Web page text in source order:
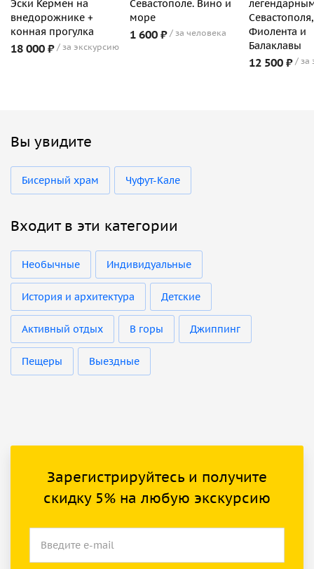
Эски Кермен на
внедорожнике +
конная прогулка
18 000 ₽ за экскурсию
Севастополе. Вино и
море
1 600 ₽ за человека
Севастополя,
Фиолента и
Балаклавы
12 500 ₽ за
Вы увидите
Бисерный храм Чуфут-Кале
Входит в эти категории
Необычные Индивидуальные
История и архитектура Детские
Активный отдых В горы Джиппинг
Пещеры Выездные
Зарегистрируйтесь и получите
скидку 5% на любую экскурсию